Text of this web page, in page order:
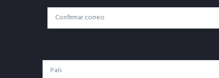
Correo
Electrónico
Correo Electrónico
País